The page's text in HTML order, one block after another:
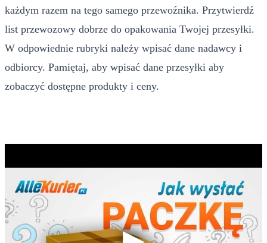
każdym razem na tego samego przewoźnika. Przytwierdź
list przewozowy dobrze do opakowania Twojej przesyłki.
W odpowiednie rubryki należy wpisać dane nadawcy i
odbiorcy. Pamiętaj, aby wpisać dane przesyłki aby
zobaczyć dostępne produkty i ceny.